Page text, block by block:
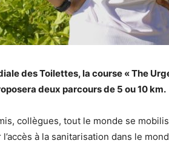
des Toilettes, la course « The
deux parcours de 5 ou 10 km.
collègues, tout le monde se
à la sanitarisation dans le